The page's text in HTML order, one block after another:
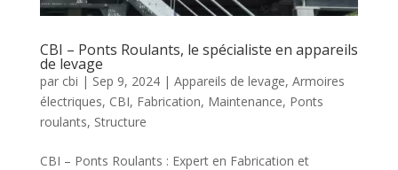
CBI – Ponts Roulants, le spécialiste en appareils
de levage
par cbi | Sep 9, 2024| Appareils de levage, Armoires
électriques, CBI, Fabrication, Maintenance, Ponts
roulants, Structure
CBI – Ponts Roulants : Expert en Fabrication et